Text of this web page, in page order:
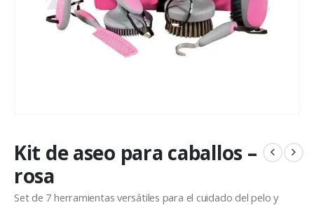
Kit de aseo para caballos –
rosa
Set de 7 herramientas versátiles para el cuidado del pelo y